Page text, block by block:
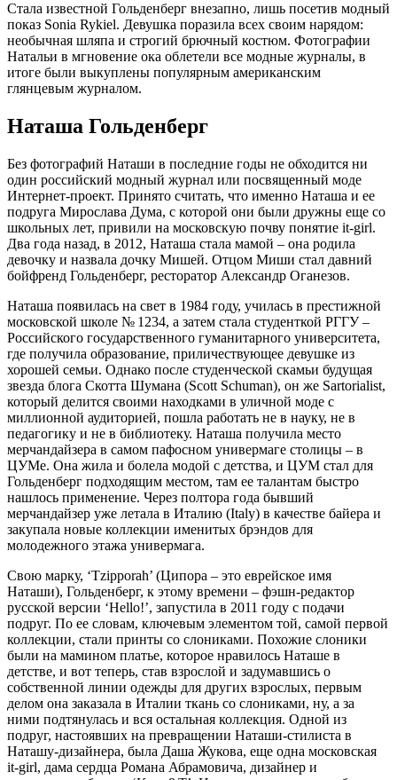
Стала известной Гольденберг внезапно, лишь посетив модный
показ Sonia Rykiel. Девушка поразила всех своим нарядом:
необычная шляпа и строгий брючный костюм. Фотографии
Натальи в мгновение ока облетели все модные журналы, в
итоге были выкуплены популярным американским
глянцевым журналом.
Наташа Гольденберг
Без фотографий Наташи в последние годы не обходится ни
один российский модный журнал или посвященный моде
Интернет-проект. Принято считать, что именно Наташа и ее
подруга Мирослава Дума, с которой они были дружны еще со
школьных лет, привили на московскую почву понятие it-girl.
Два года назад, в 2012, Наташа стала мамой – она родила
девочку и назвала дочку Мишей. Отцом Миши стал давний
бойфренд Гольденберг, ресторатор Александр Оганезов.
Наташа появилась на свет в 1984 году, училась в престижной
московской школе № 1234, а затем стала студенткой РГГУ –
Российского государственного гуманитарного университета,
где получила образование, приличествующее девушке из
хорошей семьи. Однако после студенческой скамьи будущая
звезда блога Скотта Шумана (Scott Schuman), он же Sartorialist,
который делится своими находками в уличной моде с
миллионной аудиторией, пошла работать не в науку, не в
педагогику и не в библиотеку. Наташа получила место
мерчандайзера в самом пафосном универмаге столицы – в
ЦУМе. Она жила и болела модой с детства, и ЦУМ стал для
Гольденберг подходящим местом, там ее талантам быстро
нашлось применение. Через полтора года бывший
мерчандайзер уже летала в Италию (Italy) в качестве байера и
закупала новые коллекции именитых брэндов для
молодежного этажа универмага.
Свою марку, ‘Tzipporah’ (Ципора – это еврейское имя
Наташи), Гольденберг, к этому времени – фэшн-редактор
русской версии ‘Hello!’, запустила в 2011 году с подачи
подруг. По ее словам, ключевым элементом той, самой первой
коллекции, стали принты со слониками. Похожие слоники
были на мамином платье, которое нравилось Наташе в
детстве, и вот теперь, став взрослой и задумавшись о
собственной линии одежды для других взрослых, первым
делом она заказала в Италии ткань со слониками, ну, а за
ними подтянулась и вся остальная коллекция. Одной из
подруг, настоявших на превращении Наташи-стилиста в
Наташу-дизайнера, была Даша Жукова, еще одна московская
it-girl, дама сердца Романа Абрамовича, дизайнер и